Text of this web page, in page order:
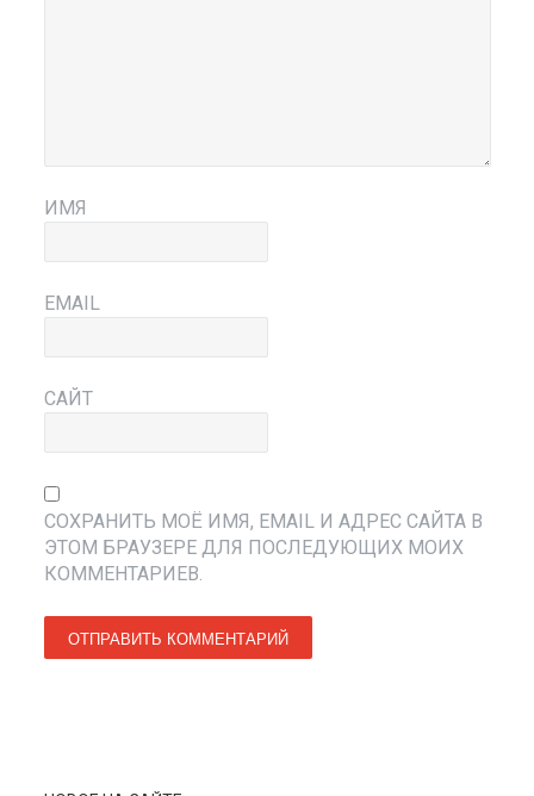
ИМЯ
EMAIL
САЙТ
СОХРАНИТЬ МОЁ ИМЯ, EMAIL И АДРЕС САЙТА В
ЭТОМ БРАУЗЕРЕ ДЛЯ ПОСЛЕДУЮЩИХ МОИХ
КОММЕНТАРИЕВ.